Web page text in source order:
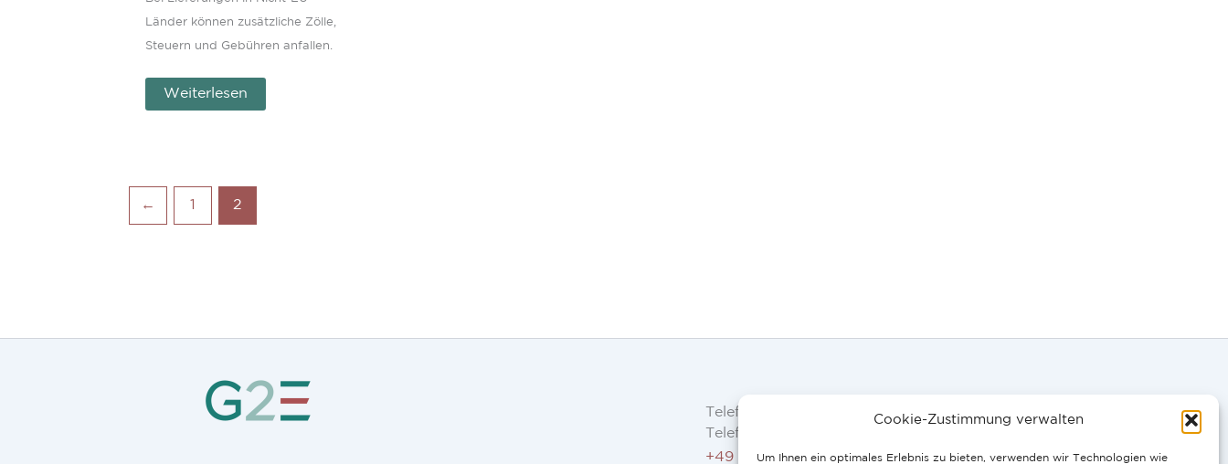
Cookie-Zustimmung verwalten
Um Ihnen ein optimales Erlebnis zu bieten, verwenden wir Technologien wie
Länder können zusätzliche Zölle,
Steuern und Gebühren anfallen.
Weiterlesen
← 1 2
Telefon
Telefon AT, DE:
+49 234 3075 0058